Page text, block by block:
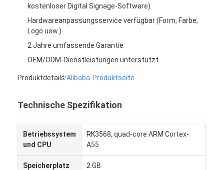
kostenloser Digital Signage-Software)
Hardwareanpassungsservice verfügbar (Form, Farbe,
Logo usw.)
2 Jahre umfassende Garantie
OEM/ODM-Dienstleistungen unterstützt
Produktdetails:Alibaba-Produktseite
Technische Spezifikation
Betriebssystem
und CPU
RK3568, quad-core ARM Cortex-
A55
Speicherplatz 2 GB